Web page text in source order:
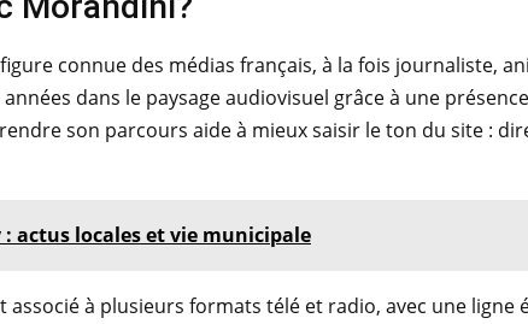
connue des médias français, à la fois journaliste,
années dans le paysage audiovisuel grâce à une
son parcours aide à mieux saisir le ton du site :
: actus locales et vie municipale
associé à plusieurs formats télé et radio, avec une